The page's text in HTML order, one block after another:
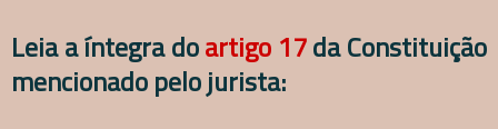
Leia a íntegra doartigo 17da Constituição
mencionado pelo jurista: